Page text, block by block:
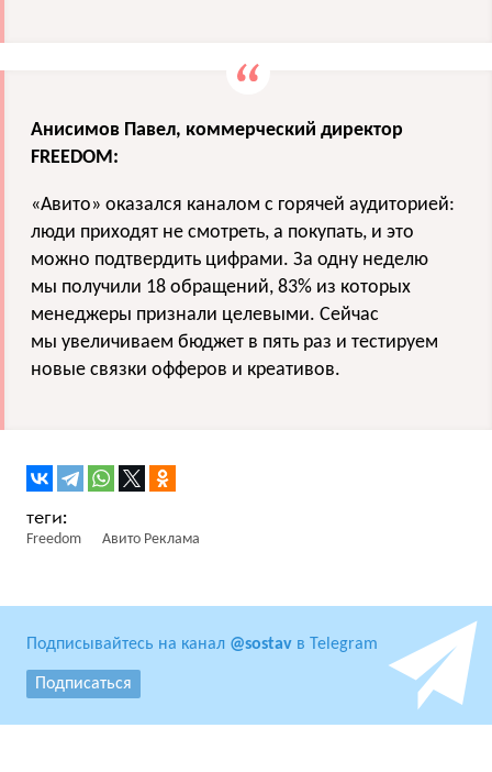
Анисимов Павел, коммерческий директор
FREEDOM:
«Авито» оказался каналом с горячей аудиторией:
люди приходят не смотреть, а покупать, и это
можно подтвердить цифрами. За одну неделю
мы получили 18 обращений, 83% из которых
менеджеры признали целевыми. Сейчас
мы увеличиваем бюджет в пять раз и тестируем
новые связки офферов и креативов.
Freedom Авито Реклама
Подписывайтесь на канал @sostav в Telegram
Подписаться